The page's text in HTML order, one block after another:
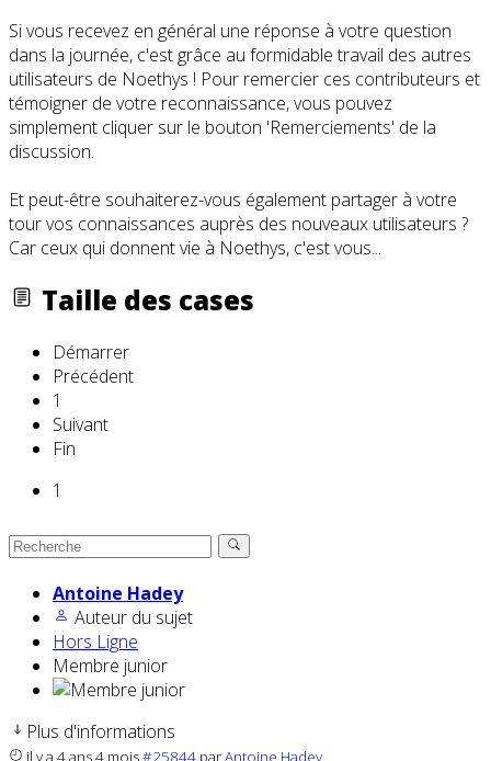
Si vous recevez en général une réponse à votre question
dans la journée, c'est grâce au formidable travail des autres
utilisateurs de Noethys ! Pour remercier ces contributeurs et
témoigner de votre reconnaissance, vous pouvez
simplement cliquer sur le bouton 'Remerciements' de la
discussion.
Et peut-être souhaiterez-vous également partager à votre
tour vos connaissances auprès des nouveaux utilisateurs ?
Car ceux qui donnent vie à Noethys, c'est vous...
Taille des cases
Démarrer
Précédent
1
Suivant
Fin
1
Antoine Hadey
Auteur du sujet
Hors Ligne
Membre junior
Plus d'informations
il y a 4 ans 4 mois#25844 parAntoine Hadey